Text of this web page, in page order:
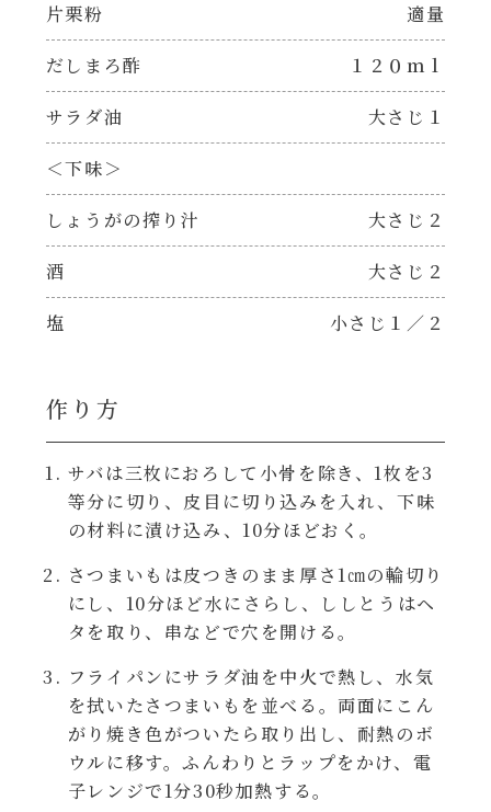
だしまろ麺
シャンタン鍋
おもてなし
ホットプレート
レンジ調理
お子さま
節分
ひなまつり
こどもの日
焼肉のたれ 二代目
やみつききゃべつの塩たれ
聖護院かぶらのもみじおろしぽん酢
ハコネーゼ カルボナーラ
ハコネーゼ イカスミ
ハコネーゼ アラビアータ
ハコネーゼ クリーミーボロネーゼ
片栗粉 適量
だしまろ酢 １２０ｍｌ
サラダ油 大さじ１
＜下味＞
しょうがの搾り汁 大さじ２
酒 大さじ２
塩 小さじ１／２
作り方
サバは三枚におろして小骨を除き、1枚を3
等分に切り、皮目に切り込みを入れ、下味
の材料に漬け込み、10分ほどおく。
さつまいもは皮つきのまま厚さ1㎝の輪切り
にし、10分ほど水にさらし、ししとうはヘ
タを取り、串などで穴を開ける。
フライパンにサラダ油を中火で熱し、水気
を拭いたさつまいもを並べる。両面にこん
がり焼き色がついたら取り出し、耐熱のボ
ウルに移す。ふんわりとラップをかけ、電
子レンジで1分30秒加熱する。